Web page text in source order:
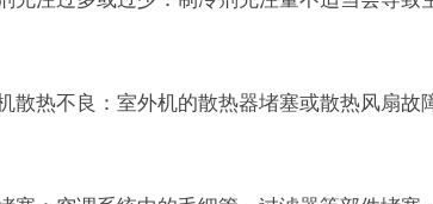
散热不良：室外机的散热器堵塞或散热风扇故